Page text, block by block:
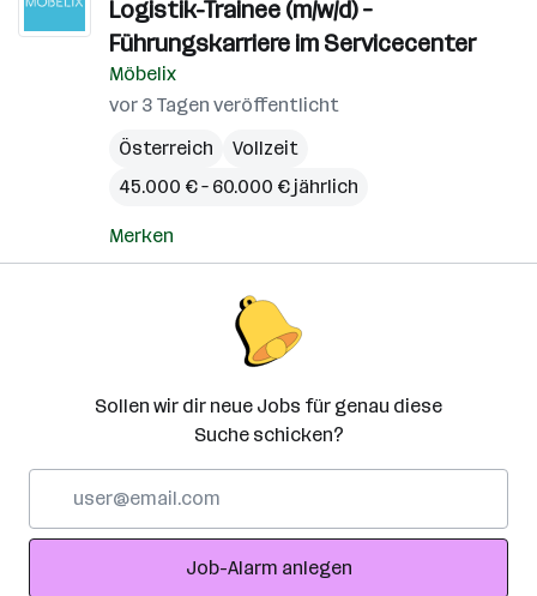
Logistik-Trainee (m/w/d) –
Führungskarriere im Servicecenter
Möbelix
vor 3 Tagen veröffentlicht
Österreich
Vollzeit
45.000 € – 60.000 € jährlich
Merken
Sollen wir dir neue Jobs für genau diese
Suche schicken?
Adresse
Job-Alarm anlegen